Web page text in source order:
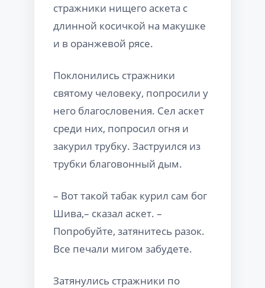
стражники нищего аскета с
длинной косичкой на макушке
и в оранжевой рясе.
Поклонились стражники
святому человеку, попросили у
него благословения. Сел аскет
среди них, попросил огня и
закурил трубку. Заструился из
трубки благовонный дым.
– Вот такой табак курил сам бог
Шива,– сказал аскет. –
Попробуйте, затянитесь разок.
Все печали мигом забудете.
Затянулись стражники по